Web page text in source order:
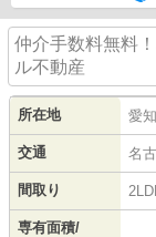
仲介手数料無料
ル不動産
所在地 愛
交通 名
間取り
専有面積/